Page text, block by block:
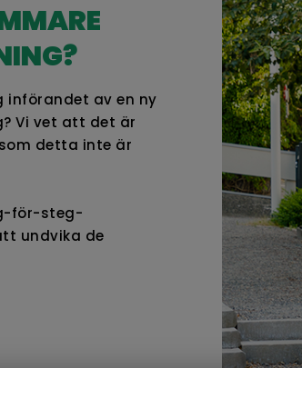
införandet av en ny
Vi vet att det är
detta inte är
för-steg-
undvika de